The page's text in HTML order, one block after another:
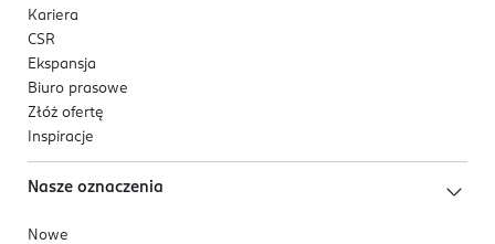
Kariera
CSR
Ekspansja
Biuro prasowe
Złóż ofertę
Inspiracje
Nasze oznaczenia
Nowe